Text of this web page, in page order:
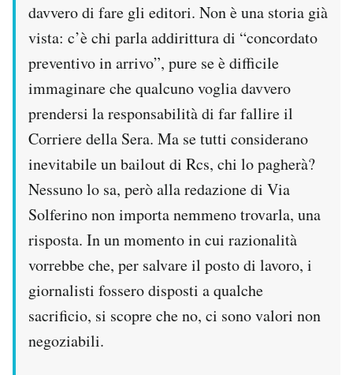
davvero di fare gli editori. Non è una storia già
vista: c’è chi parla addirittura di “concordato
preventivo in arrivo”, pure se è difficile
immaginare che qualcuno voglia davvero
prendersi la responsabilità di far fallire il
Corriere della Sera. Ma se tutti considerano
inevitabile un bailout di Rcs, chi lo pagherà?
Nessuno lo sa, però alla redazione di Via
Solferino non importa nemmeno trovarla, una
risposta. In un momento in cui razionalità
vorrebbe che, per salvare il posto di lavoro, i
giornalisti fossero disposti a qualche
sacrificio, si scopre che no, ci sono valori non
negoziabili.